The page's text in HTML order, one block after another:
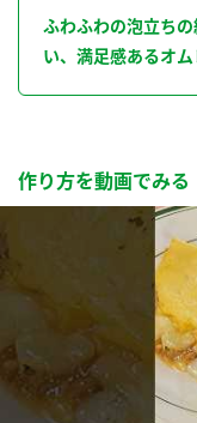
ふわふわの泡立ち
い、満足感あるオム
作り方を動画でみる